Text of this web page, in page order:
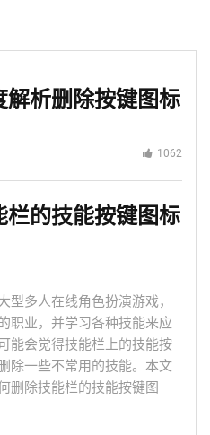
析删除按键图标
1062
的技能按键图标
型多人在线角色扮演游戏，
职业，并学习各种技能来应
能会觉得技能栏上的技能按
除一些不常用的技能。本文
删除技能栏的技能按键图